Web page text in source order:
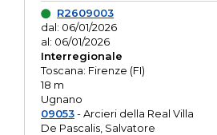
R2609003
dal: 06/01/2026
al: 06/01/2026
Interregionale
Toscana: Firenze (FI)
18 m
Ugnano
09053- Arcieri della Real Villa
De Pascalis, Salvatore